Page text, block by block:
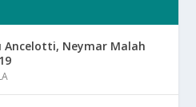
Ancelotti, Neymar Malah